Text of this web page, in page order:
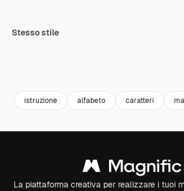
Stesso stile
istruzione alfabeto caratteri
La piattaforma creativa per realizzare i tuoi